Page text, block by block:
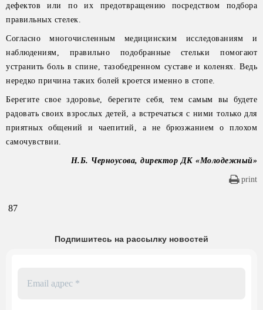
дефектов или по их предотвращению посредством подбора
правильных стелек.
Согласно многочисленным медицинским исследованиям и
наблюдениям, правильно подобранные стельки помогают
устранить боль в спине, тазобедренном суставе и коленях. Ведь
нередко причина таких болей кроется именно в стопе.
Берегите свое здоровье, берегите себя, тем самым вы будете
радовать своих взрослых детей, а встречаться с ними только для
приятных общений и чаепитий, а не брюзжанием о плохом
самочувствии.
Н.Б. Черноусова, директор ДК «Молодежный»
print
87
Подпишитесь на рассылку новостей